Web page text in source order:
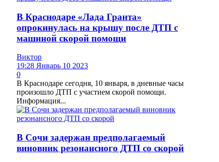
В Краснодаре «Лада Гранта»
опрокинулась на крышу после ДТП с
машиной скорой помощи
Виктор
19:28 Январь 10 2023
0
В Краснодаре сегодня, 10 января, в дневные часы
произошло ДТП с участием скорой помощи.
Информация...
В Сочи задержан предполагаемый
виновник резонансного ДТП со скорой